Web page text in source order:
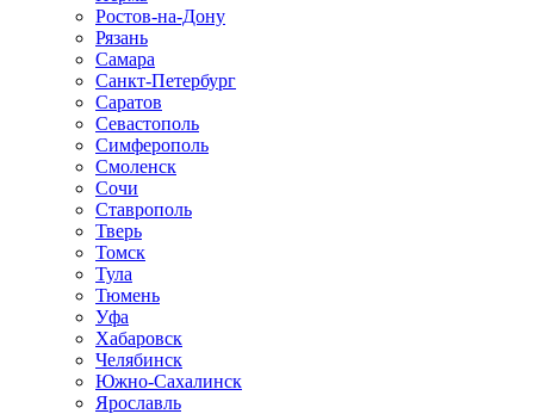
Ростов-на-Дону
Рязань
Самара
Санкт-Петербург
Саратов
Севастополь
Симферополь
Смоленск
Сочи
Ставрополь
Тверь
Томск
Тула
Тюмень
Уфа
Хабаровск
Челябинск
Южно-Сахалинск
Ярославль